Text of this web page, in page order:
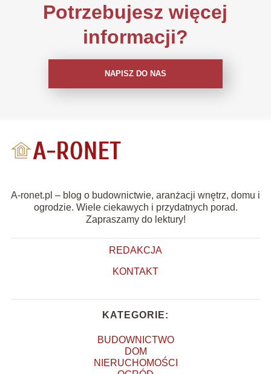
Potrzebujesz więcej
informacji?
NAPISZ DO NAS
A-ronet.pl – blog o budownictwie, aranżacji wnętrz, domu i
ogrodzie. Wiele ciekawych i przydatnych porad.
Zapraszamy do lektury!
REDAKCJA
KONTAKT
KATEGORIE:
BUDOWNICTWO
DOM
NIERUCHOMOŚCI